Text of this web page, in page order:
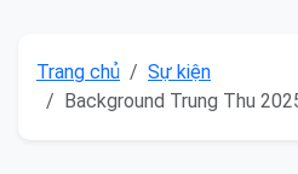
Trang chủ
Sự kiện
Background Trung Thu